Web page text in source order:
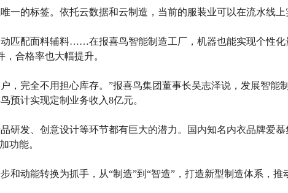
的标签。依托云数据和云制造，当前的服装业可以在流水线上
配面料辅料……在报喜鸟智能制造工厂，机器也能实现个性化
，合格率也大幅提升。
完全不用担心库存。”报喜鸟集团董事长吴志泽说，发展智能
预计实现定制业务收入8亿元。
发、创意设计等环节都有巨大的潜力。国内知名内衣品牌爱慕
功能。
动能转换为抓手，从“制造”到“智造”，打造新型制造体系，推